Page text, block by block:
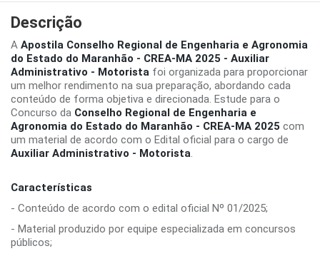
Descrição
A Apostila Conselho Regional de Engenharia e Agronomia
do Estado do Maranhão - CREA-MA 2025 - Auxiliar
Administrativo - Motorista foi organizada para proporcionar
um melhor rendimento na sua preparação, abordando cada
conteúdo de forma objetiva e direcionada. Estude para o
Concurso da Conselho Regional de Engenharia e
Agronomia do Estado do Maranhão - CREA-MA 2025 com
um material de acordo com o Edital oficial para o cargo de
Auxiliar Administrativo - Motorista.
Características
- Conteúdo de acordo com o edital oficial Nº 01/2025;
- Material produzido por equipe especializada em concursos
públicos;